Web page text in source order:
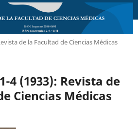
de la Facultad de Ciencias Médicas
4 (1933): Revista de
Ciencias Médicas